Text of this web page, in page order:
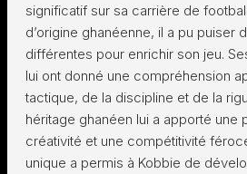
significatif sur sa carrière de
d’origine ghanéenne, il a pu puiser
différentes pour enrichir son jeu.
lui ont donné une compréhension
tactique, de la discipline et de la
héritage ghanéen lui a apporté une
créativité et une compétitivité
unique a permis à Kobbie de